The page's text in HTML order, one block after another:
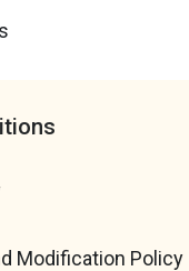
Modification Policy